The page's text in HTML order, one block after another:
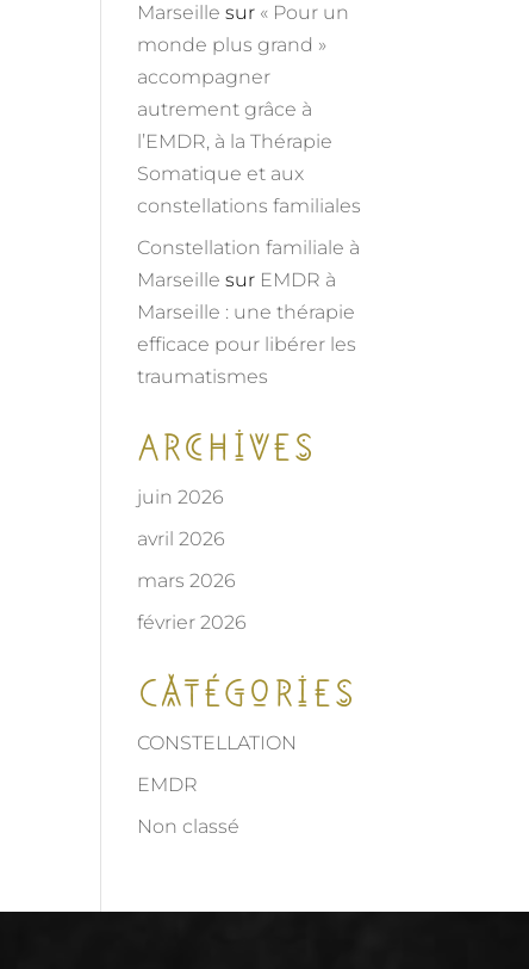
Marseille sur « Pour un
monde plus grand »
accompagner
autrement grâce à
l’EMDR, à la Thérapie
Somatique et aux
constellations familiales
Constellation familiale à
Marseille sur EMDR à
Marseille : une thérapie
efficace pour libérer les
traumatismes
Archives
juin 2026
avril 2026
mars 2026
février 2026
Catégories
CONSTELLATION
EMDR
Non classé